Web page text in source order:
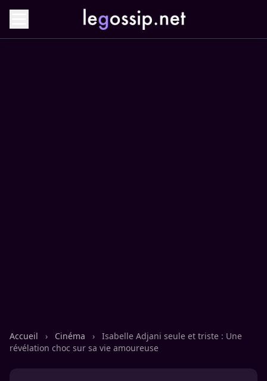
Accueil › Cinéma ›
Isabelle Adjani seule et triste : Une
révélation choc sur sa vie amoureuse